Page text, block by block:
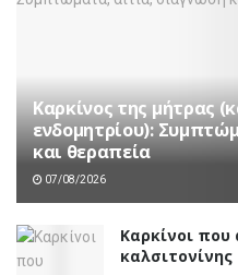
Καρκίνος της μήτρας
ενδομητρίου):
και θεραπεία
07/08/2026
Καρκίνοι
καλσιτονίνης